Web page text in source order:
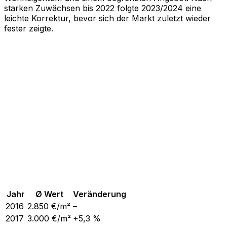
starken Zuwächsen bis 2022 folgte 2023/2024 eine
leichte Korrektur, bevor sich der Markt zuletzt wieder
fester zeigte.
Jahr Ø Wert
Veränderung
2016 2.850 €/m² –
2017 3.000 €/m² +5,3 %